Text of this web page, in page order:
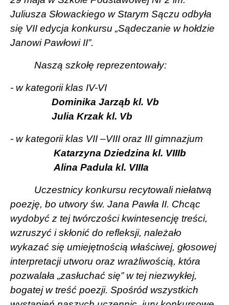
Juliusza Słowackiego w Starym Sączu odbyła
się VII edycja konkursu „Sądeczanie w hołdzie
Janowi Pawłowi II”.
Naszą szkołę reprezentowały:
- w kategorii klas IV-VI
Dominika Jarząb kl. Vb
Julia Krzak kl. Vb
- w kategorii klas VII –VIII oraz III gimnazjum
Katarzyna Dziedzina kl. VIIIb
Alina Padula kl. VIIIa
Uczestnicy konkursu recytowali niełatwą
poezję, bo utwory św. Jana Pawła II. Chcąc
wydobyć z tej twórczości kwintesencję treści,
wzruszyć i skłonić do refleksji, należało
wykazać się umiejętnością właściwej, głosowej
interpretacji utworu oraz wrażliwością, która
pozwalała „zasłuchać się” w tej niezwykłej,
bogatej w treść poezji. Spośród wszystkich